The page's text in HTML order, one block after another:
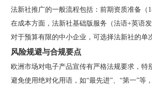
法新社推广的一般流程包括：前期资质准备（
在成本方面，法新社基础版服务（法语+英语
对于预算有限的中小企业，可选择法新社的
风险规避与合规要点
欧洲市场对电子产品宣传有严格法规要求，
避免使用绝对化用语，如“最先进”、“第一”